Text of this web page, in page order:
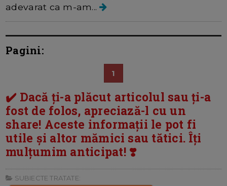
adevarat ca m-am...
Pagini:
1
✔️ Dacă ți-a plăcut articolul sau ți-a
fost de folos, apreciază-l cu un
share! Aceste informații le pot fi
utile și altor mămici sau tătici. Îți
mulțumim anticipat! ❣️
SUBIECTE TRATATE: